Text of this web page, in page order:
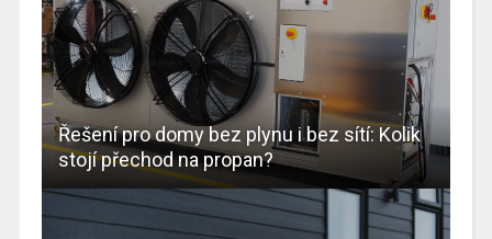
Řešení pro domy bez plynu i bez sítí: Kolik
stojí přechod na propan?